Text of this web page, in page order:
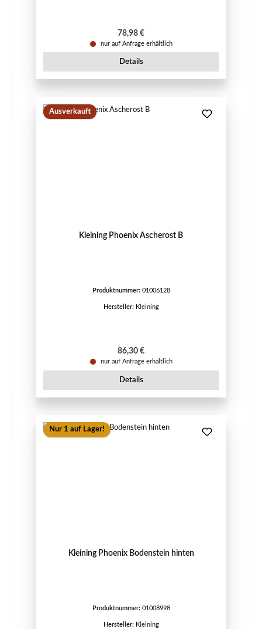
Regulärer Preis:
78,98 €
nur auf Anfrage erhältlich
Details
Ausverkauft
Kleining Phoenix Ascherost B
Produktnummer: 01006128
Hersteller: Kleining
Regulärer Preis:
86,30 €
nur auf Anfrage erhältlich
Details
Nur 1 auf Lager!
Kleining Phoenix Bodenstein hinten
Produktnummer: 01008998
Hersteller: Kleining